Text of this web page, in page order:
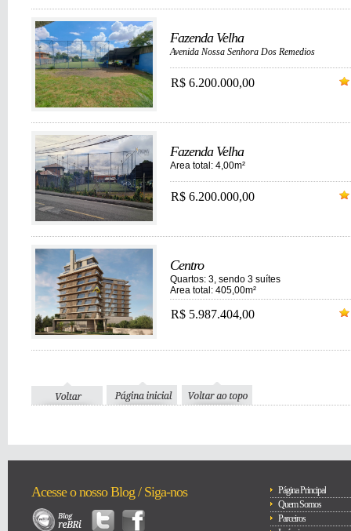
Fazenda Velha
Avenida Nossa Senhora Dos Remedios
R$ 6.200.000,00
Fazenda Velha
Area total: 4,00m²
R$ 6.200.000,00
Centro
Quartos: 3, sendo 3 suítes
Area total: 405,00m²
R$ 5.987.404,00
Acesse o nosso Blog / Siga-nos
Página Principal
Quem Somos
Parceiros